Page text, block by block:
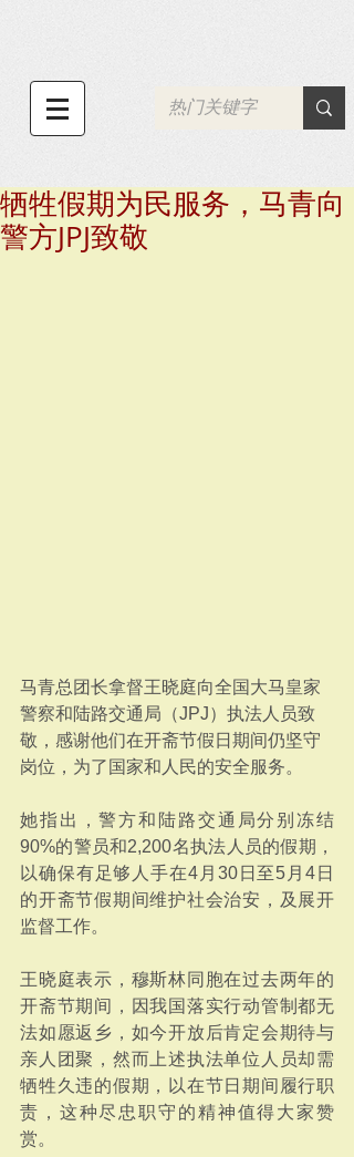
牺牲假期为民服务，马青向
警方JPJ致敬
马青总团长拿督王晓庭向全国大马皇家
警察和陆路交通局（JPJ）执法人员致
敬，感谢他们在开斋节假日期间仍坚守
岗位，为了国家和人民的安全服务。
她指出，警方和陆路交通局分别冻结
90%的警员和2,200名执法人员的假期，
以确保有足够人手在4月30日至5月4日
的开斋节假期间维护社会治安，及展开
监督工作。
王晓庭表示，穆斯林同胞在过去两年的
开斋节期间，因我国落实行动管制都无
法如愿返乡，如今开放后肯定会期待与
亲人团聚，然而上述执法单位人员却需
牺牲久违的假期，以在节日期间履行职
责，这种尽忠职守的精神值得大家赞
赏。